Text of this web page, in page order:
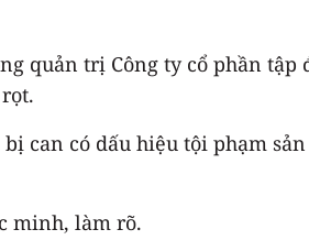
quản trị Công ty cổ phần
can có dấu hiệu tội phạm
minh, làm rõ.